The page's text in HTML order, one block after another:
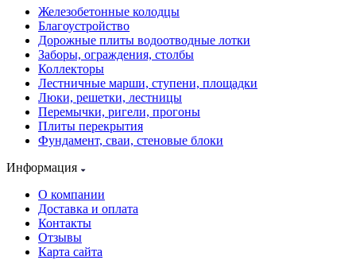
Железобетонные колодцы
Благоустройство
Дорожные плиты водоотводные лотки
Заборы, ограждения, столбы
Коллекторы
Лестничные марши, ступени, площадки
Люки, решетки, лестницы
Перемычки, ригели, прогоны
Плиты перекрытия
Фундамент, сваи, стеновые блоки
Информация
О компании
Доставка и оплата
Контакты
Отзывы
Карта сайта